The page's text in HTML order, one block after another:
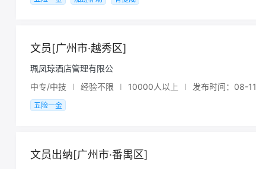
文员[广州市·越秀区]
珮凤琼酒店管理有限公
中专/中技
I 经验不限 I 10000人以上 I 发布时间：08-11
五险一金
文员出纳[广州市·番禺区]